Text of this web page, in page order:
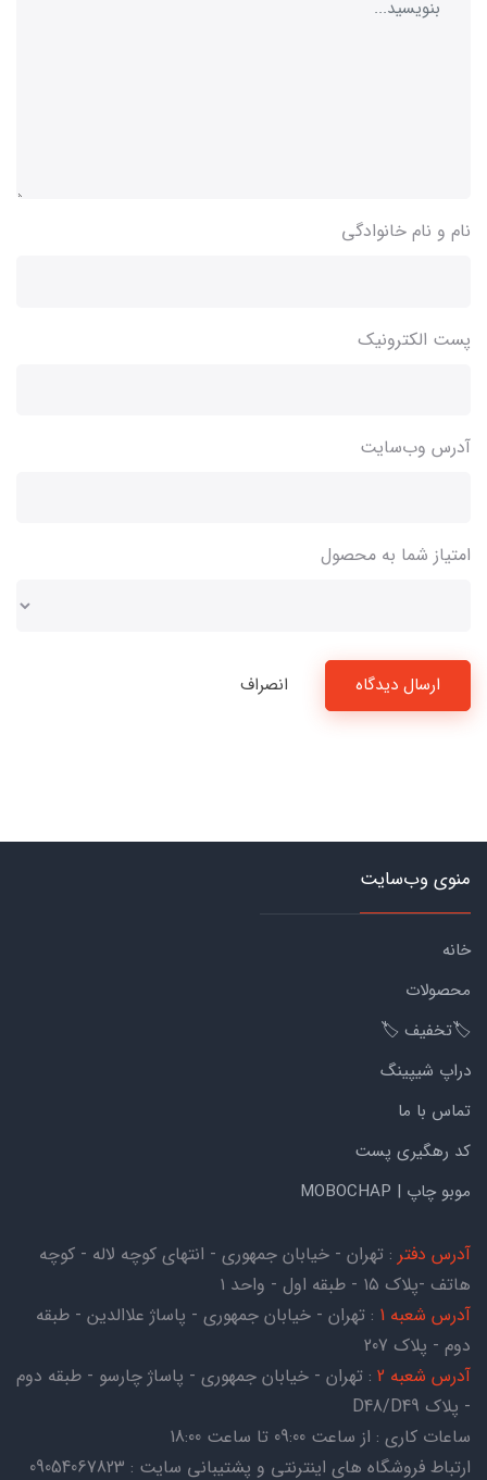
نام و نام خانوادگی
پست الکترونیک
آدرس وب‌سایت
امتیاز شما به محصول
ارسال دیدگاه انصراف
منوی وب‌سایت
خانه
محصولات
🏷️تخفیف 🏷️
دراپ شیپینگ
تماس با ما
کد رهگیری پست
موبو چاپ | MOBOCHAP
آدرس دفتر : تهران - خیابان جمهوری - انتهای کوچه لاله - کوچه
هاتف -پلاک ۱۵ - طبقه اول - واحد ۱
آدرس شعبه 1
: تهران - خیابان جمهوری - پاساژ علاالدین - طبقه
دوم - پلاک 207
آدرس شعبه 2
: تهران - خیابان جمهوری - پاساژ چارسو - طبقه دوم
- پلاک D48/D49
ساعات کاری : از ساعت 09:00 تا ساعت 18:00
ارتباط فروشگاه های اینترنتی و پشتیبانی سایت : 09054067823